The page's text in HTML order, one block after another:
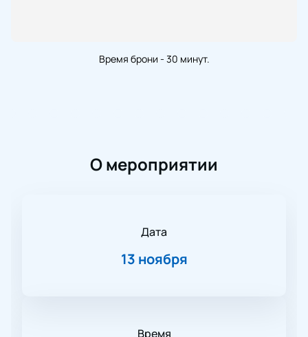
Время брони - 30 минут.
О мероприятии
Дата
13 ноября
Время